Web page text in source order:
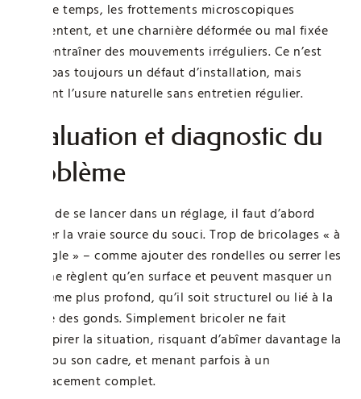
Avec le temps, les frottements microscopiques
augmentent, et une charnière déformée ou mal fixée
peut entraîner des mouvements irréguliers. Ce n’est
donc pas toujours un défaut d’installation, mais
souvent l’usure naturelle sans entretien régulier.
Évaluation et diagnostic du
problème
Avant de se lancer dans un réglage, il faut d’abord
trouver la vraie source du souci. Trop de bricolages « à
l’aveugle » – comme ajouter des rondelles ou serrer les
vis – ne règlent qu’en surface et peuvent masquer un
problème plus profond, qu’il soit structurel ou lié à la
nature des gonds. Simplement bricoler ne fait
qu’empirer la situation, risquant d’abîmer davantage la
porte ou son cadre, et menant parfois à un
remplacement complet.